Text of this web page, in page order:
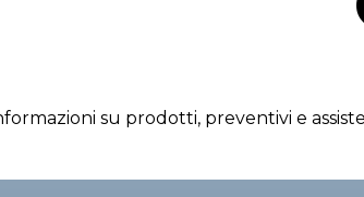
su prodotti, preventivi e